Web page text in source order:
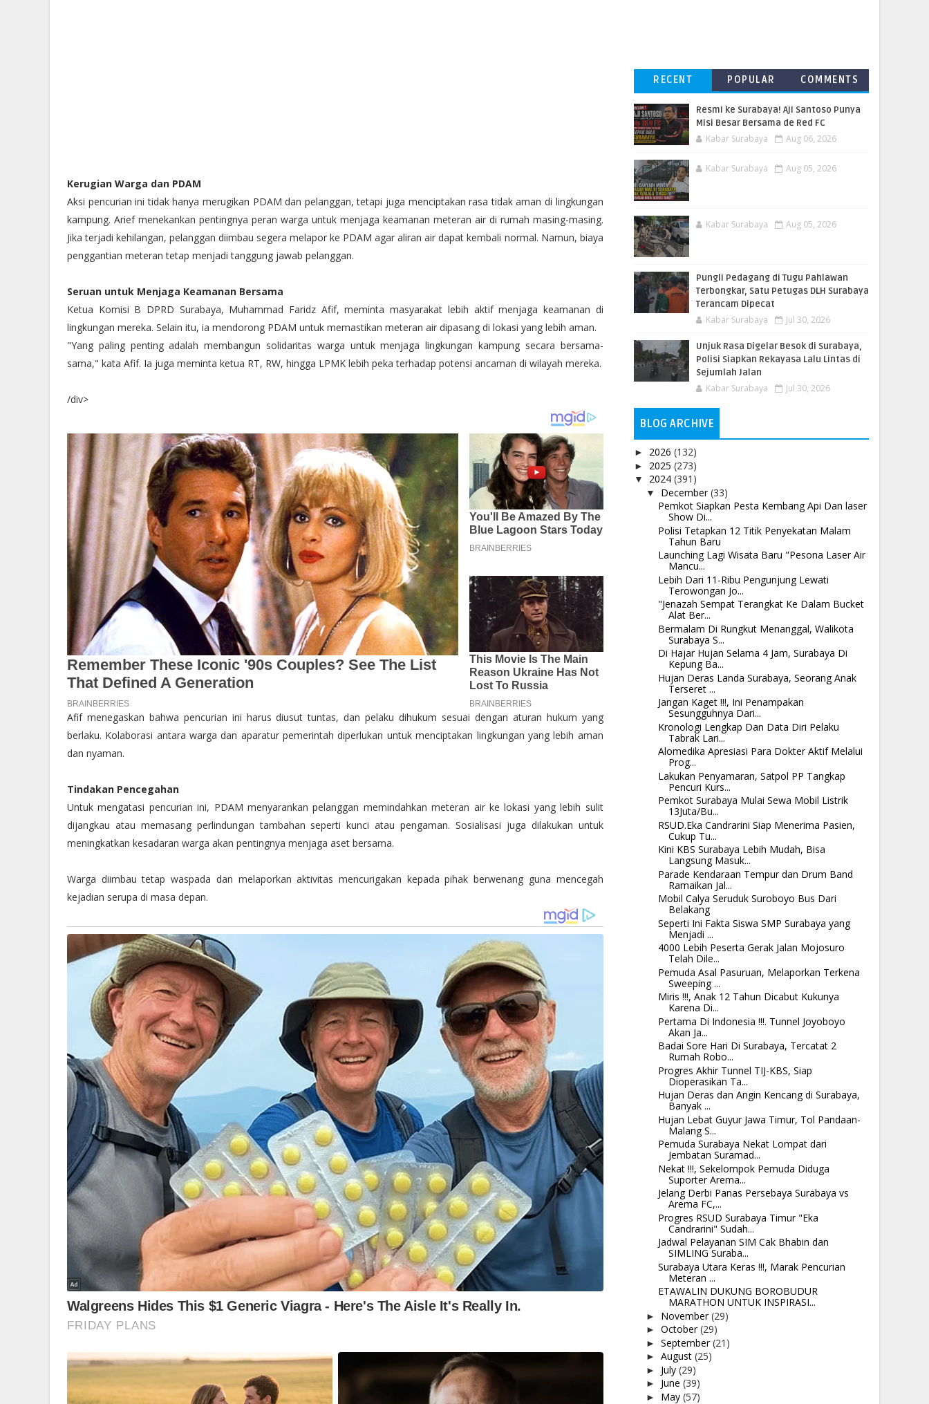
Kerugian Warga dan PDAM
Aksi pencurian ini tidak hanya merugikan PDAM dan pelanggan, tetapi juga menciptakan rasa tidak aman di lingkungan
kampung. Arief menekankan pentingnya peran warga untuk menjaga keamanan meteran air di rumah masing-masing.
Jika terjadi kehilangan, pelanggan diimbau segera melapor ke PDAM agar aliran air dapat kembali normal. Namun, biaya
penggantian meteran tetap menjadi tanggung jawab pelanggan.
Seruan untuk Menjaga Keamanan Bersama
Ketua Komisi B DPRD Surabaya, Muhammad Faridz Afif, meminta masyarakat lebih aktif menjaga keamanan di
lingkungan mereka. Selain itu, ia mendorong PDAM untuk memastikan meteran air dipasang di lokasi yang lebih aman.
"Yang paling penting adalah membangun solidaritas warga untuk menjaga lingkungan kampung secara bersama-
sama," kata Afif. Ia juga meminta ketua RT, RW, hingga LPMK lebih peka terhadap potensi ancaman di wilayah mereka.
/div>
Afif menegaskan bahwa pencurian ini harus diusut tuntas, dan pelaku dihukum sesuai dengan aturan hukum yang
berlaku. Kolaborasi antara warga dan aparatur pemerintah diperlukan untuk menciptakan lingkungan yang lebih aman
dan nyaman.
Tindakan Pencegahan
Untuk mengatasi pencurian ini, PDAM menyarankan pelanggan memindahkan meteran air ke lokasi yang lebih sulit
dijangkau atau memasang perlindungan tambahan seperti kunci atau pengaman. Sosialisasi juga dilakukan untuk
meningkatkan kesadaran warga akan pentingnya menjaga aset bersama.
Warga diimbau tetap waspada dan melaporkan aktivitas mencurigakan kepada pihak berwenang guna mencegah
kejadian serupa di masa depan.
RECENT POPULAR COMMENTS
Resmi ke Surabaya! Aji Santoso Punya
Misi Besar Bersama de Red FC
Kabar Surabaya Aug 06, 2026
Kabar Surabaya Aug 05, 2026
Kabar Surabaya Aug 05, 2026
Pungli Pedagang di Tugu Pahlawan
Terbongkar, Satu Petugas DLH Surabaya
Terancam Dipecat
Kabar Surabaya Jul 30, 2026
Unjuk Rasa Digelar Besok di Surabaya,
Polisi Siapkan Rekayasa Lalu Lintas di
Sejumlah Jalan
Kabar Surabaya Jul 30, 2026
BLOG ARCHIVE
► 2026 (132)
► 2025 (273)
▼ 2024 (391)
▼ December(33)
Pemkot Siapkan Pesta Kembang Api Dan laser
Show Di...
Polisi Tetapkan 12 Titik Penyekatan Malam
Tahun Baru
Launching Lagi Wisata Baru "Pesona Laser Air
Mancu...
Lebih Dari 11-Ribu Pengunjung Lewati
Terowongan Jo...
"Jenazah Sempat Terangkat Ke Dalam Bucket
Alat Ber...
Bermalam Di Rungkut Menanggal, Walikota
Surabaya S...
Di Hajar Hujan Selama 4 Jam, Surabaya Di
Kepung Ba...
Hujan Deras Landa Surabaya, Seorang Anak
Terseret ...
Jangan Kaget !!!, Ini Penampakan
Sesungguhnya Dari...
Kronologi Lengkap Dan Data Diri Pelaku
Tabrak Lari...
Alomedika Apresiasi Para Dokter Aktif Melalui
Prog...
Lakukan Penyamaran, Satpol PP Tangkap
Pencuri Kurs...
Pemkot Surabaya Mulai Sewa Mobil Listrik
13Juta/Bu...
RSUD.Eka Candrarini Siap Menerima Pasien,
Cukup Tu...
Kini KBS Surabaya Lebih Mudah, Bisa
Langsung Masuk...
Parade Kendaraan Tempur dan Drum Band
Ramaikan Jal...
Mobil Calya Seruduk Suroboyo Bus Dari
Belakang
Seperti Ini Fakta Siswa SMP Surabaya yang
Menjadi ...
4000 Lebih Peserta Gerak Jalan Mojosuro
Telah Dile...
Pemuda Asal Pasuruan, Melaporkan Terkena
Sweeping ...
Miris !!!, Anak 12 Tahun Dicabut Kukunya
Karena Di...
Pertama Di Indonesia !!!. Tunnel Joyoboyo
Akan Ja...
Badai Sore Hari Di Surabaya, Tercatat 2
Rumah Robo...
Progres Akhir Tunnel TIJ-KBS, Siap
Dioperasikan Ta...
Hujan Deras dan Angin Kencang di Surabaya,
Banyak ...
Hujan Lebat Guyur Jawa Timur, Tol Pandaan-
Malang S...
Pemuda Surabaya Nekat Lompat dari
Jembatan Suramad...
Nekat !!!, Sekelompok Pemuda Diduga
Suporter Arema...
Jelang Derbi Panas Persebaya Surabaya vs
Arema FC,...
Progres RSUD Surabaya Timur "Eka
Candrarini" Sudah...
Jadwal Pelayanan SIM Cak Bhabin dan
SIMLING Suraba...
Surabaya Utara Keras !!!, Marak Pencurian
Meteran ...
ETAWALIN DUKUNG BOROBUDUR
MARATHON UNTUK INSPIRASI...
► November(29)
► October(29)
► September(21)
► August (25)
► July (29)
► June (39)
► May (57)